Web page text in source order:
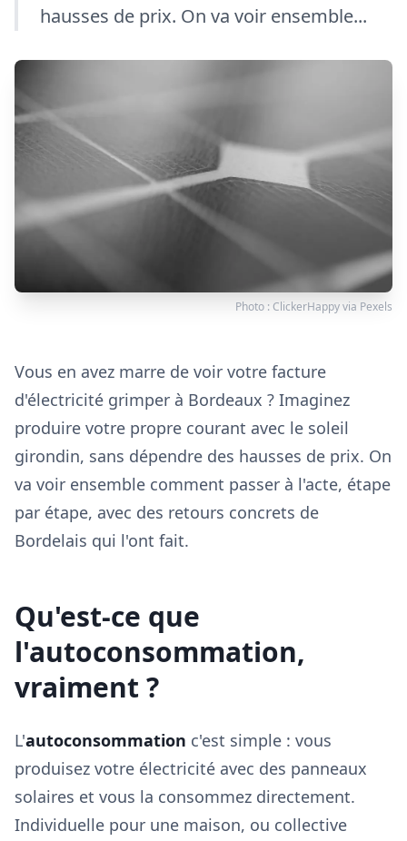
hausses de prix. On va voir ensemble...
Photo :ClickerHappyvia Pexels
Vous en avez marre de voir votre facture
d'électricité grimper à Bordeaux ? Imaginez
produire votre propre courant avec le soleil
girondin, sans dépendre des hausses de prix. On
va voir ensemble comment passer à l'acte, étape
par étape, avec des retours concrets de
Bordelais qui l'ont fait.
Qu'est-ce que
l'autoconsommation,
vraiment ?
L'autoconsommation c'est simple : vous
produisez votre électricité avec des panneaux
solaires et vous la consommez directement.
Individuelle pour une maison, ou collective